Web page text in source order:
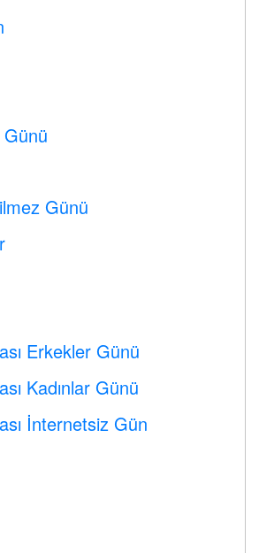
Günü
Erkekler Günü
Kadınlar Günü
İnternetsiz Gün